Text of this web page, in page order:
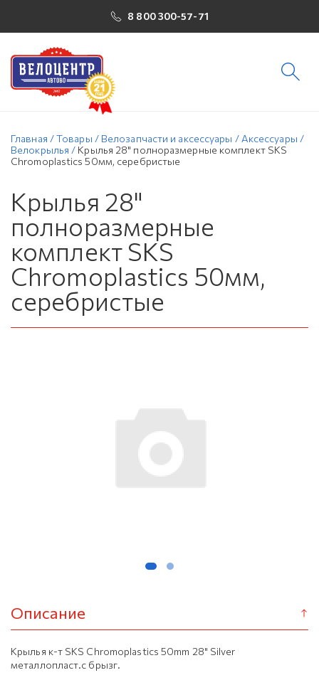
8 800 300-57-71
Главная /Товары / Велозапчасти и аксессуары / Аксессуары /
Велокрылья / Крылья 28" полноразмерные комплект SKS
Chromoplastics 50мм, серебристые
Крылья 28"
полноразмерные
комплект SKS
Chromoplastics 50мм,
серебристые
Описание
Крылья к-т SKS Chromoplastics 50mm 28" Silver
металлопласт.с брызг.